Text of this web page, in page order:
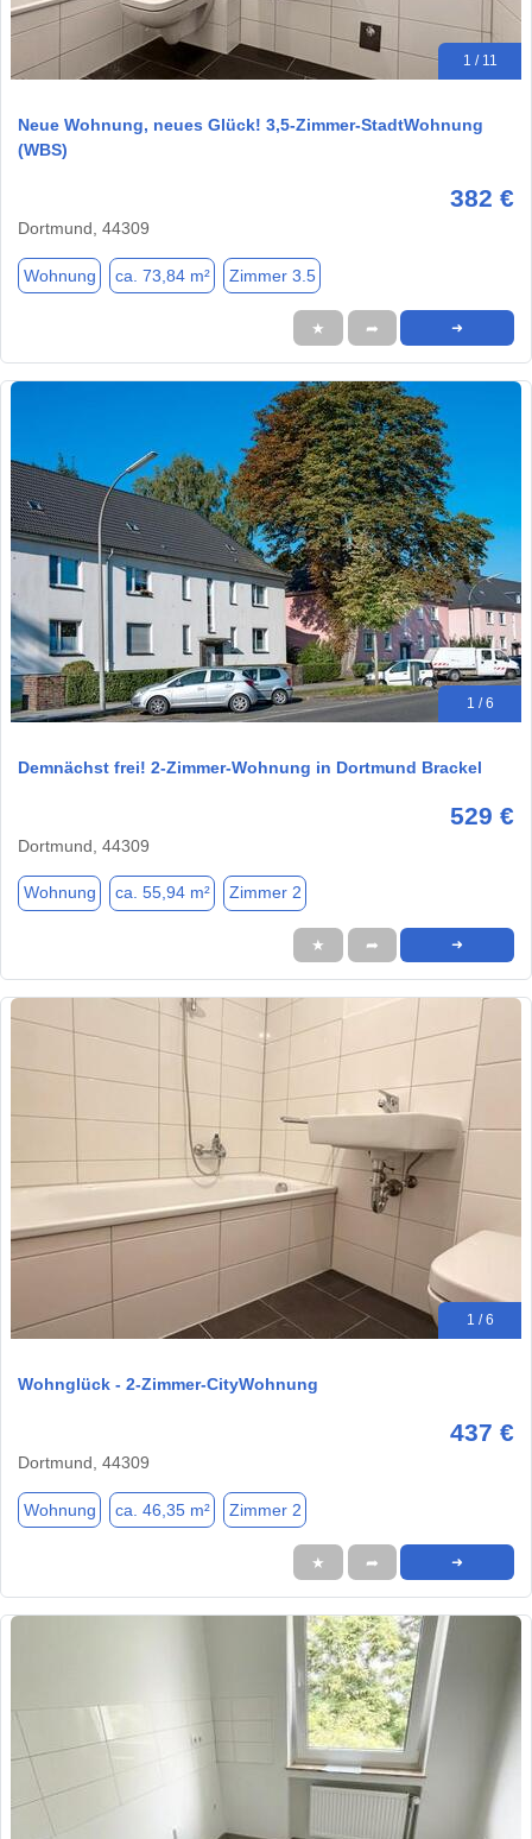
1 / 11
Neue Wohnung, neues Glück! 3,5-Zimmer-StadtWohnung
(WBS)
382 €
Dortmund, 44309
Wohnung ca. 73,84 m² Zimmer 3.5
★ ➦ ➜
1 / 6
Demnächst frei! 2-Zimmer-Wohnung in Dortmund Brackel
529 €
Dortmund, 44309
Wohnung ca. 55,94 m² Zimmer 2
★ ➦ ➜
1 / 6
Wohnglück - 2-Zimmer-CityWohnung
437 €
Dortmund, 44309
Wohnung ca. 46,35 m² Zimmer 2
★ ➦ ➜